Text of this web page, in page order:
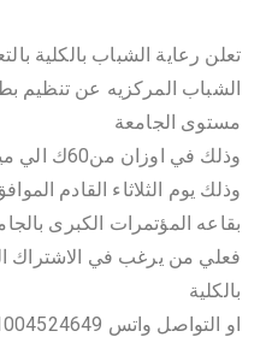
تعلن رعاية الشباب بالكلية
الشباب المركزيه عن تنظيم
مستوى الجامعة
وذلك في اوزان من60ك الي ميزان 100ك
وذلك يوم الثلاثاء القادم الموافق 7مارس
بقاعه المؤتمرات الكبرى
فعلي من يرغب في الاشتراك
بالكلية
او التواصل واتس 01004524649